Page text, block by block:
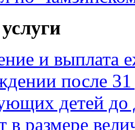
и выплата
после 31
детей до
в размере